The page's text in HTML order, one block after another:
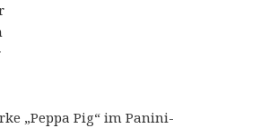
„Peppa Pig“ im Panini-